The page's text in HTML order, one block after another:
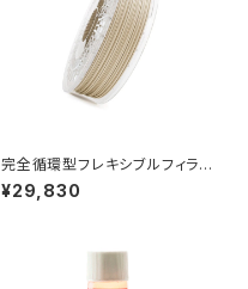
完全循環型フレキシブルフィラメ
ント『Balena Filaflex』
¥29,830